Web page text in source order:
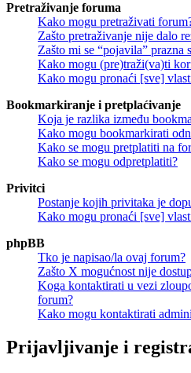
Pretraživanje foruma
Kako mogu pretraživati
Zašto pretraživanje nije dalo
Zašto mi se “pojavila” prazna
Kako mogu (pre)traži(va)ti
Kako mogu pronaći [sve]
Bookmarkiranje i pretplaćivanje
Koja je razlika između
Kako mogu bookmarkirati
Kako se mogu pretplatiti na
Kako se mogu odpretplatiti?
Privitci
Postanje kojih privitaka je
Kako mogu pronaći [sve]
phpBB
Tko je napisao/la ovaj forum?
Zašto X mogućnost nije
Koga kontaktirati u vezi
forum?
Kako mogu kontaktirati
Prijavljivanje i